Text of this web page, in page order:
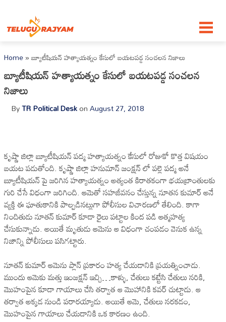
Home»బ్యూటీషియన్ హత్యాయత్నం కేసులో బయటపడ్డ సంచలన నిజాలు
బ్యూటీషియన్ హత్యాయత్నం కేసులో బయటపడ్డ సంచలన
నిజాలు
ByTR Political DeskonAugust 27, 2018
కృష్ణా జిల్లా బ్యూటీషియన్ పద్మ హత్యాయత్నం కేసులో రోజుకో కొత్త విషయం
బయట పడుతోంది. కృష్ణా జిల్లా హనుమాన్ జంక్షన్ లో పల్లె పద్మ అనే
బ్యూటీషియన్ పై జరిగిన హత్యాయత్నం అత్యంత కిరాతకంగా భయబ్రాంతులకు
గురి చేసే విధంగా జరిగింది. ఆమెతో సహజీవనం చేస్తున్న నూతన కుమార్ అనే
వ్యక్తి ఈ ఘాతుకానికి పాల్పడినట్లుగా పోలీసుల విచారణలో తేలింది. కాగా
నిందితుడు నూతన్ కుమార్ కూడా రైలు పట్టాల కింద పడి ఆత్మహత్య
చేసుకున్నాడు. అయితే మృతుడు ఆమెను ఆ విధంగా చంపడం వెనుక ఉన్న
నిజాన్ని పోలీసులు పసిగట్టారు.
నూతన్ కుమార్ ఆమెను ప్లాన్ ప్రకారం హత్య చేయడానికి ప్రయత్నించాడు.
ముందు ఆమెకు మత్తు ఇంజక్షన్ ఇచ్చి…కాళ్ళు, చేతులు కట్టేసి చేతులు నరికి,
మొహంపైన కూడా గాయాలు చేసి తర్వాత ఆ మొహానికి కవర్ చుట్టాడు. ఆ
తర్వాత అక్కడ నుండి పరారయ్యాడు. అయితే ఆమె, చేతులు నరకడం,
మొహంపైన గాయాలు చేయడానికి ఒక కారణం ఉంది.